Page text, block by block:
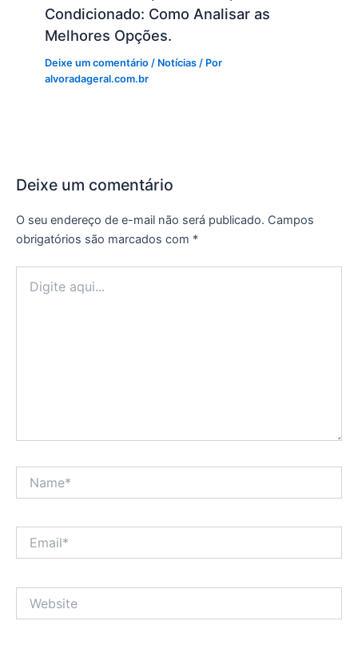
Condicionado: Como Analisar as
Melhores Opções.
Deixe um comentário / Notícias / Por
alvoradageral.com.br
Deixe um comentário
O seu endereço de e-mail não será publicado. Campos
obrigatórios são marcados com *
aqui...